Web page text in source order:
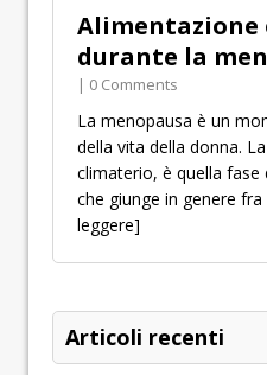
Alimentazione
durante la
| 0 Comments
La menopausa è un
della vita della donna.
climaterio, è quella fase
che giunge in genere fra
leggere]
Articoli recenti